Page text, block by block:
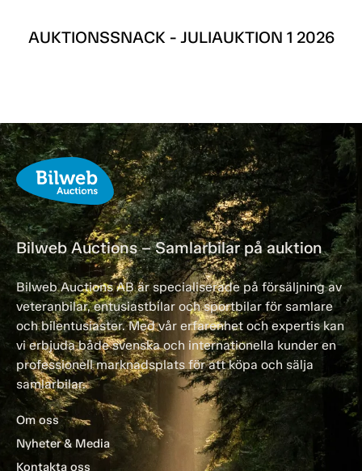
AUKTIONSSNACK - JULIAUKTION 1 2026
Bilweb Auctions – Samlarbilar på auktion
Bilweb Auctions AB är specialiserade på försäljning av
veteranbilar, entusiastbilar och sportbilar för samlare
och bilentusiaster. Med vår erfarenhet och expertis kan
vi erbjuda både svenska och internationella kunder en
professionell marknadsplats för att köpa och sälja
samlarbilar.
Om oss
Nyheter & Media
Kontakta oss